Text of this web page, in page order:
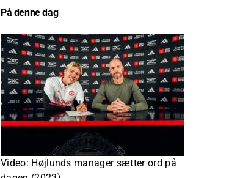
På denne dag
Video: Højlunds manager sætter ord på